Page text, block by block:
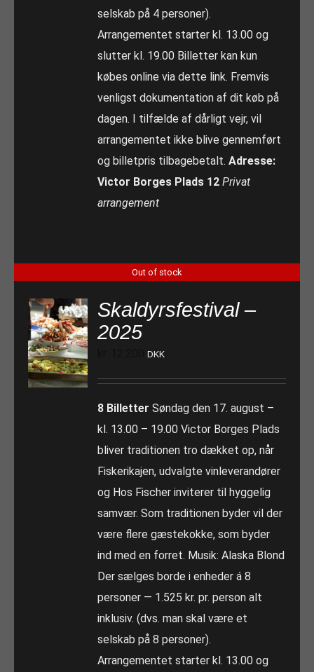
selskab på 4 personer).
Arrangementet starter kl. 13.00 og
slutter kl. 19.00 Billetter kan kun
købes online via dette link. Fremvis
venligst dokumentation af dit køb på
dagen. I tilfælde af dårligt vejr, vil
arrangementet ikke blive gennemført
og billetpris tilbagebetalt.Adresse:
Victor Borges Plads 12 Privat
arrangement
Out of stock
Skaldyrsfestival –
2025
DKK
8 Billetter Søndag den 17. august –
kl. 13.00 – 19.00 Victor Borges Plads
bliver traditionen tro dækket op, når
Fiskerikajen, udvalgte vinleverandører
og Hos Fischer inviterer til hyggelig
samvær. Som traditionen byder vil der
være flere gæstekokke, som byder
ind med en forret. Musik: Alaska Blond
Der sælges borde i enheder á 8
personer — 1.525 kr. pr. person alt
inklusiv. (dvs. man skal være et
selskab på 8 personer).
Arrangementet starter kl. 13.00 og